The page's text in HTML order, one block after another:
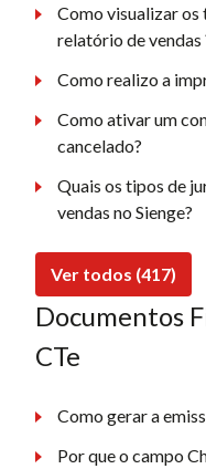
Como visualizar os
relatório de vendas
Como realizo a
Como ativar um
cancelado?
Quais os tipos de
vendas no Sienge?
Ver todos (417)
Documentos
CTe
Como gerar a
Por que o campo